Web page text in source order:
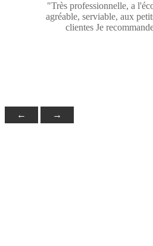
"Très professionnelle, a
agréable, serviable, aux
clientes Je
← →